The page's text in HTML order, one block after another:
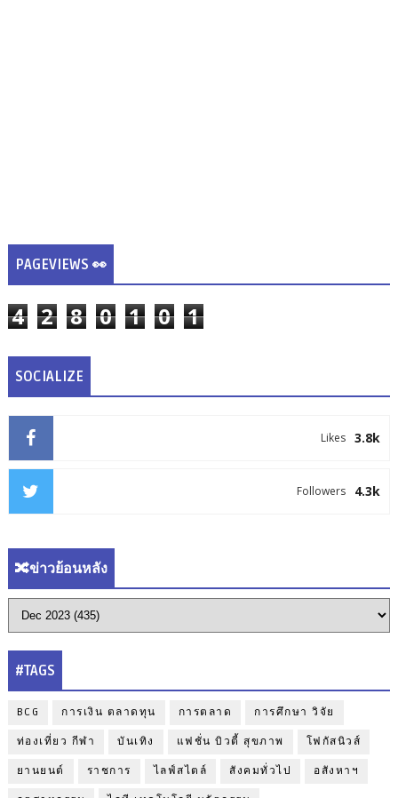
PAGEVIEWS 👀
4 2 8 0 1 0 1
SOCIALIZE
3.8k
Likes
4.3k
Followers
🔀ข่าวย้อนหลัง
#TAGS
BCG การเงิน ตลาดทุน การตลาด การศึกษา วิจัย
ท่องเที่ยว กีฬา บันเทิง แฟชั่น บิวตี้ สุขภาพ โฟกัสนิวส์
ยานยนต์ ราชการ ไลฟ์สไตล์ สังคมทั่วไป อสังหาฯ